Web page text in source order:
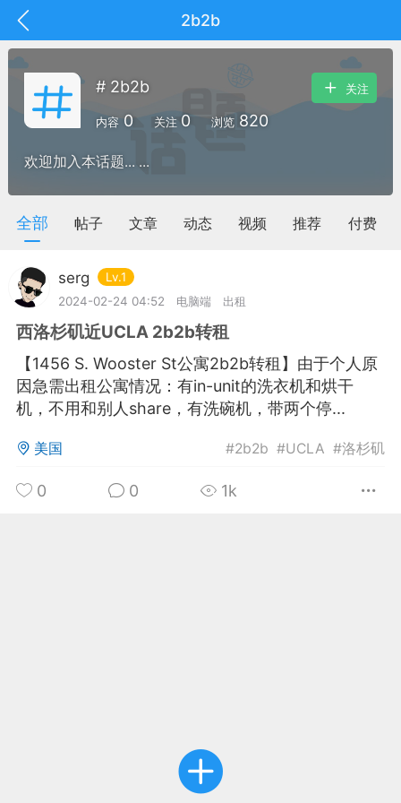
2b2b
每日任务 签到有奖
华人资讯
阅读洛杉矶新闻
# 2b2b
内容 0 关注 0 浏览 820
关注
欢迎加入本话题... ...
全部 帖子 文章 动态 视频 推荐 付费
serg
Lv.1
2024-02-24 04:52
电脑端 出租
西洛杉矶近UCLA 2b2b转租
【1456 S. Wooster St公寓2b2b转租】由于个人原
因急需出租公寓情况：有in-unit的洗衣机和烘干
机，不用和别人share，有洗碗机，带两个停...
美国 #2b2b #UCLA #洛杉矶
0 0 1k